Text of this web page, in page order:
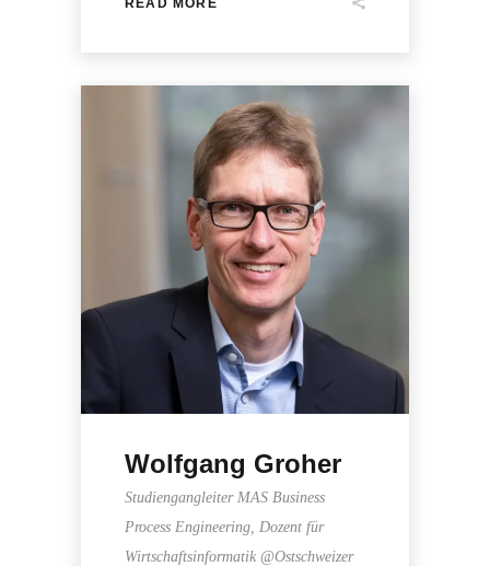
READ MORE
Wolfgang Groher
Studiengangleiter MAS Business
Process Engineering, Dozent für
Wirtschaftsinformatik @Ostschweizer